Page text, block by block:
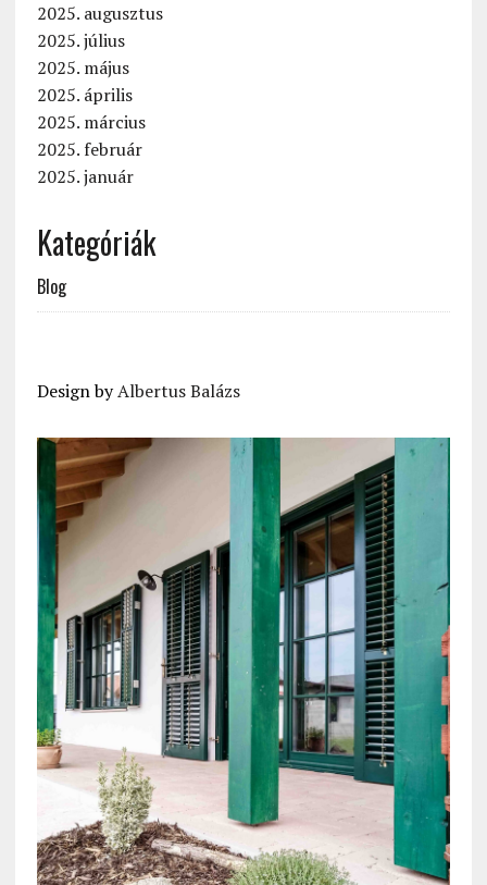
2025. augusztus
2025. július
2025. május
2025. április
2025. március
2025. február
2025. január
Kategóriák
Blog
Design byAlbertus Balázs